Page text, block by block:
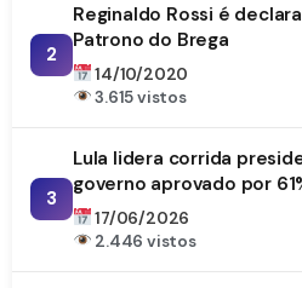
2
Reginaldo Rossi é
Patrono do Brega
14/10/2020
3.615 vistos
3
Lula lidera corrida
governo aprovado por
17/06/2026
2.446 vistos